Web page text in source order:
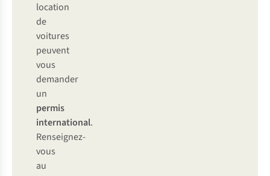
location
de
voitures
peuvent
vous
demander
un
permis
international.
Renseignez-
vous
au